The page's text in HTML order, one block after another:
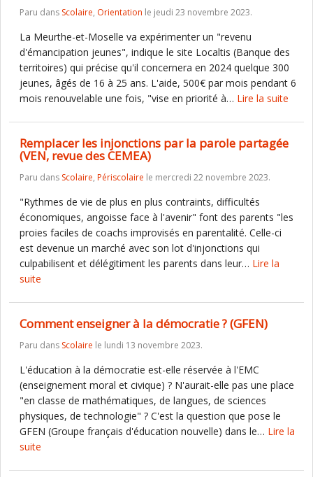
Paru dans Scolaire, Orientation le jeudi 23 novembre 2023.
La Meurthe-et-Moselle va expérimenter un "revenu
d'émancipation jeunes", indique le site Localtis (Banque des
territoires) qui précise qu'il concernera en 2024 quelque 300
jeunes, âgés de 16 à 25 ans. L'aide, 500€ par mois pendant 6
mois renouvelable une fois, "vise en priorité à… Lire la suite
Remplacer les injonctions par la parole partagée
(VEN, revue des CEMEA)
Paru dans Scolaire, Périscolaire le mercredi 22 novembre 2023.
"Rythmes de vie de plus en plus contraints, difficultés
économiques, angoisse face à l'avenir" font des parents "les
proies faciles de coachs improvisés en parentalité. Celle-ci
est devenue un marché avec son lot d'injonctions qui
culpabilisent et délégitiment les parents dans leur… Lire la
suite
Comment enseigner à la démocratie ? (GFEN)
Paru dans Scolaire le lundi 13 novembre 2023.
L'éducation à la démocratie est-elle réservée à l'EMC
(enseignement moral et civique) ? N'aurait-elle pas une place
"en classe de mathématiques, de langues, de sciences
physiques, de technologie" ? C'est la question que pose le
GFEN (Groupe français d'éducation nouvelle) dans le… Lire la
suite